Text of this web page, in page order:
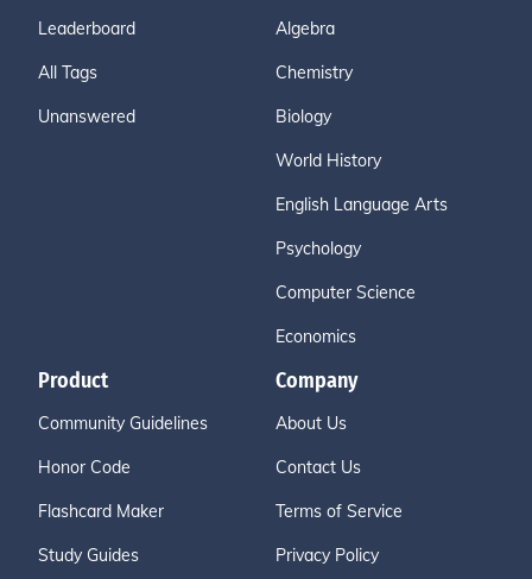
Leaderboard
All Tags
Unanswered
Algebra
Chemistry
Biology
World History
English Language Arts
Psychology
Computer Science
Economics
Product
Community Guidelines
Honor Code
Flashcard Maker
Study Guides
Company
About Us
Contact Us
Terms of Service
Privacy Policy